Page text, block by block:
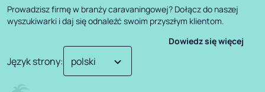
Prowadzisz firmę w branży caravaningowej? Dołącz do naszej
wyszukiwarki i daj się odnaleźć swoim przyszłym klientom.
Dowiedz się więcej
Język strony: